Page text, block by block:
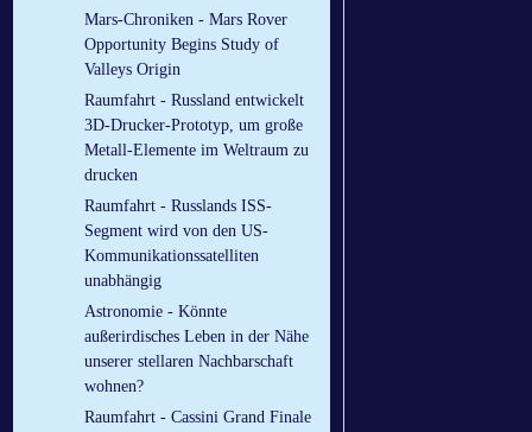
Mars-Chroniken - Mars Rover
Opportunity Begins Study of
Valleys Origin
Raumfahrt - Russland entwickelt
3D-Drucker-Prototyp, um große
Metall-Elemente im Weltraum zu
drucken
Raumfahrt - Russlands ISS-
Segment wird von den US-
Kommunikationssatelliten
unabhängig
Astronomie - Könnte
außerirdisches Leben in der Nähe
unserer stellaren Nachbarschaft
wohnen?
Raumfahrt - Cassini Grand Finale